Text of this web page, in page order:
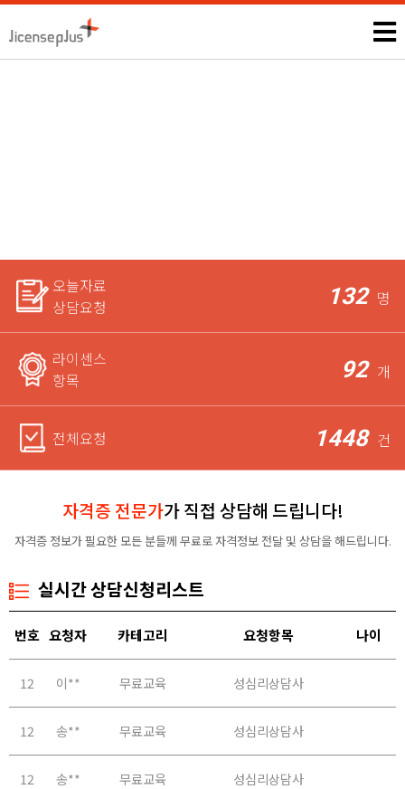
오늘자료
상담요청
132 명
라이센스
항목
92 개
전체요청 1448 건
자격증 전문가가 직접 상담해 드립니다!
자격증 정보가 필요한 모든 분들께 무료로 자격정보 전달 및 상담을 해드립니다.